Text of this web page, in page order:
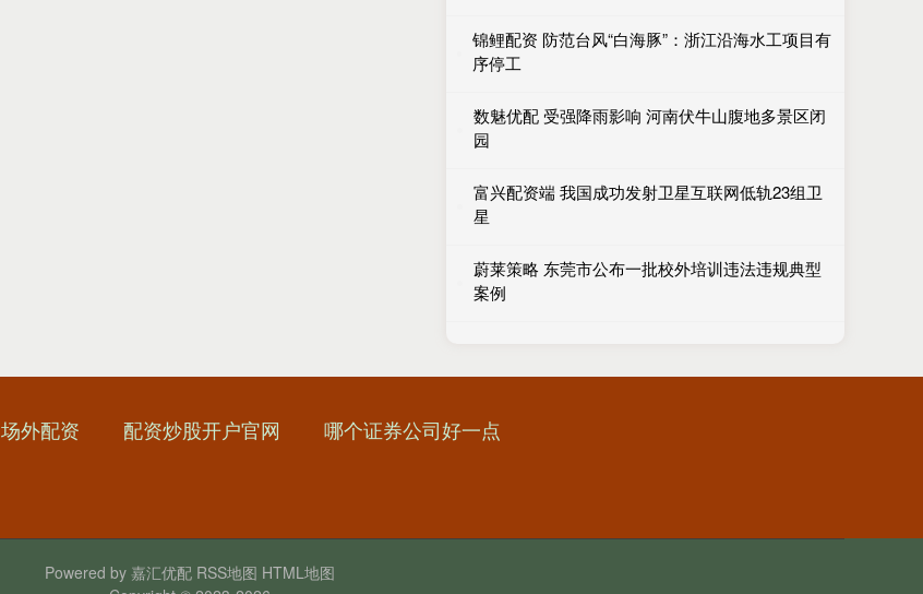
锦鲤配资 防范台风“白海豚”：浙江沿海水工项目有
序停工
数魅优配 受强降雨影响 河南伏牛山腹地多景区闭
园
富兴配资端 我国成功发射卫星互联网低轨23组卫
星
蔚莱策略 东莞市公布一批校外培训违法违规典型
案例
场外配资 配资炒股开户官网 哪个证券公司好一点
Powered by 嘉汇优配 RSS地图 HTML地图